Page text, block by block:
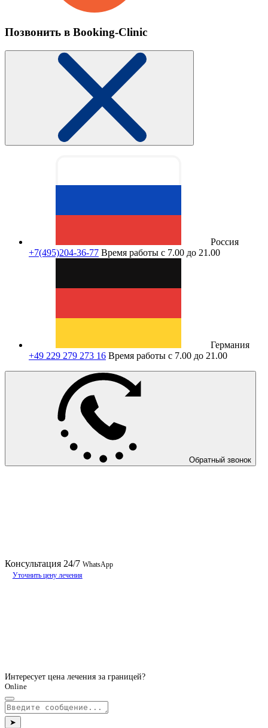
Позвонить в Booking-Clinic
Россия
+7(495)204-36-77 Время работы с 7.00 до 21.00
Германия
+49 229 279 273 16 Время работы с 7.00 до 21.00
Обратный звонок
Консультация 24/7 WhatsApp
Уточнить цену лечения
Интересует цена лечения за границей?
Online
➤